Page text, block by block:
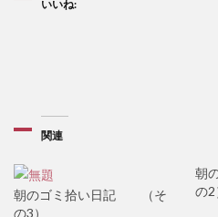
いいね:
関連
朝のゴミ拾い日記 （そ
の3）
朝
の2